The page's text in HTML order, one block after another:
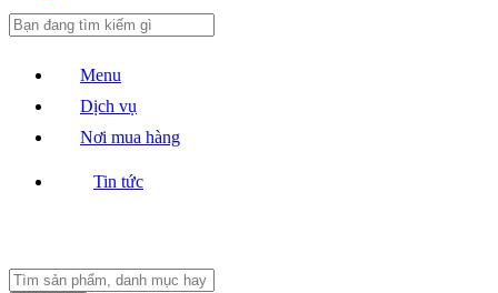
Menu
Dịch vụ
Nơi mua hàng
Tin tức